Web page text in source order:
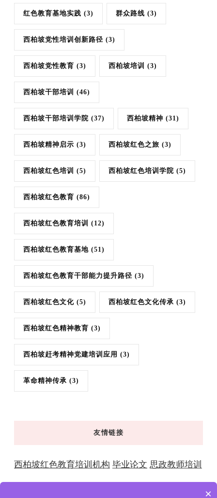
红色教育基地实践 (3) 群众路线 (3)
西柏坡党性培训创新路径 (3)
西柏坡党性教育 (3) 西柏坡培训 (3)
西柏坡干部培训 (46)
西柏坡干部培训学院 (37) 西柏坡精神 (31)
西柏坡精神启示 (3) 西柏坡红色之旅 (3)
西柏坡红色培训 (5) 西柏坡红色培训学院 (5)
西柏坡红色教育 (86)
西柏坡红色教育培训 (12)
西柏坡红色教育基地 (51)
西柏坡红色教育干部能力提升路径 (3)
西柏坡红色文化 (5) 西柏坡红色文化传承 (3)
西柏坡红色精神教育 (3)
西柏坡赶考精神党建培训应用 (3)
革命精神传承 (3)
友情链接
西柏坡红色教育培训机构 毕业论文 思政教师培训
×